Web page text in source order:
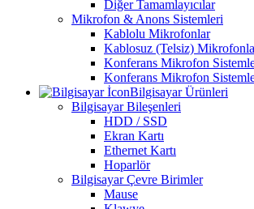
Diğer Tamamlayıcılar
Mikrofon & Anons Sistemleri
Kablolu Mikrofonlar
Kablosuz (Telsiz)
Konferans Mikrofon
Konferans Mikrofon
Bilgisayar Ürünleri
Bilgisayar Bileşenleri
HDD / SSD
Ekran Kartı
Ethernet Kartı
Hoparlör
Bilgisayar Çevre Birimler
Mause